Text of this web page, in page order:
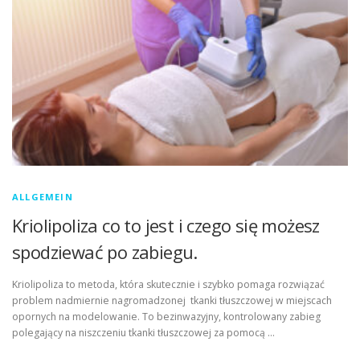
ALLGEMEIN
Kriolipoliza co to jest i czego się możesz
spodziewać po zabiegu.
Kriolipoliza to metoda, która skutecznie i szybko pomaga rozwiązać
problem nadmiernie nagromadzonej tkanki tłuszczowej w miejscach
opornych na modelowanie. To bezinwazyjny, kontrolowany zabieg
polegający na niszczeniu tkanki tłuszczowej za pomocą …